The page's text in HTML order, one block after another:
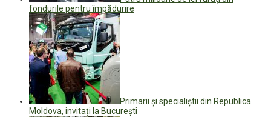
fondurile pentru împădurire
Primarii și specialiștii din Republica
Moldova, invitați la București